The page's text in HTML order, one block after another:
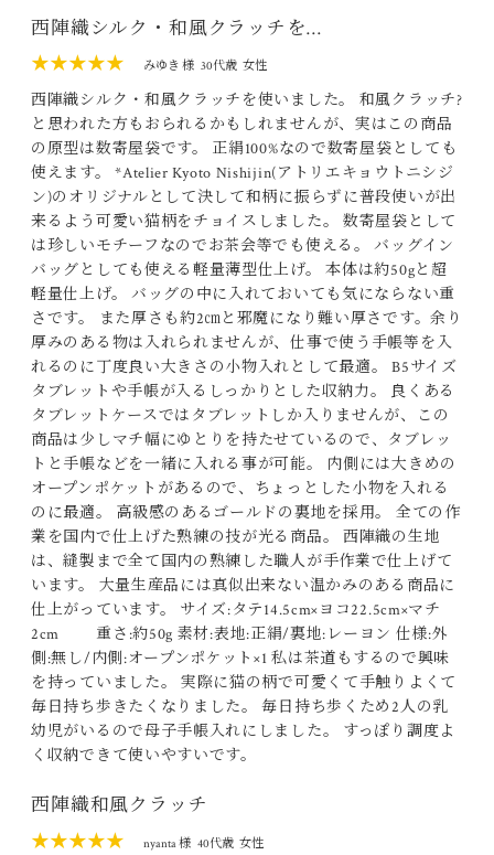
西陣織シルク・和風クラッチを…
★★★★★
みゆき 様 30代歳 女性
西陣織シルク・和風クラッチを使いました。 和風クラッチ?
と思われた方もおられるかもしれませんが、実はこの商品
の原型は数寄屋袋です。 正絹100%なので数寄屋袋としても
使えます。 *Atelier Kyoto Nishijin(アトリエキョウトニシジ
ン)のオリジナルとして決して和柄に振らずに普段使いが出
来るよう可愛い猫柄をチョイスしました。 数寄屋袋として
は珍しいモチーフなのでお茶会等でも使える。 バッグイン
バッグとしても使える軽量薄型仕上げ。 本体は約50gと超
軽量仕上げ。 バッグの中に入れておいても気にならない重
さです。 また厚さも約2㎝と邪魔になり難い厚さです。余り
厚みのある物は入れられませんが、仕事で使う手帳等を入
れるのに丁度良い大きさの小物入れとして最適。 B5サイズ
タブレットや手帳が入るしっかりとした収納力。 良くある
タブレットケースではタブレットしか入りませんが、この
商品は少しマチ幅にゆとりを持たせているので、タブレッ
トと手帳などを一緒に入れる事が可能。 内側には大きめの
オープンポケットがあるので、ちょっとした小物を入れる
のに最適。 高級感のあるゴールドの裏地を採用。 全ての作
業を国内で仕上げた熟練の技が光る商品。 西陣織の生地
は、縫製まで全て国内の熟練した職人が手作業で仕上げて
います。 大量生産品には真似出来ない温かみのある商品に
仕上がっています。 サイズ:タテ14.5cm×ヨコ22.5cm×マチ
2cm 重さ:約50g 素材:表地:正絹/裏地:レーヨン 仕様:外
側:無し/内側:オープンポケット×1 私は茶道もするので興味
を持っていました。 実際に猫の柄で可愛くて手触りよくて
毎日持ち歩きたくなりました。 毎日持ち歩くため2人の乳
幼児がいるので母子手帳入れにしました。 すっぽり調度よ
く収納できて使いやすいです。
西陣織和風クラッチ
★★★★★
nyanta 様 40代歳 女性